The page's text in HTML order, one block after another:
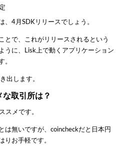
、4月SDKリリースでしょう。
とで、これがリリースされるという
うに、Lisk上で動くアプリケーション
。
出します。
な取引所は？
スメです。
は無いですが、coincheckだと日本円
りお手軽です。